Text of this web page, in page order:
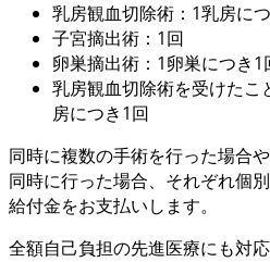
乳房観血切除術：1乳房に
子宮摘出術：1回
卵巣摘出術：1卵巣につき1
乳房観血切除術を受けた
房につき1回
同時に複数の手術を行った場合
同時に行った場合、それぞれ個
給付金をお支払いします。
全額自己負担の先進医療にも対応